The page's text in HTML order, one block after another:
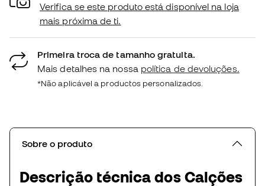
Verifica se este produto está disponível na loja
mais próxima de ti.
Primeira troca de tamanho gratuita.
Mais detalhes na nossa política de devoluções.
*Não aplicável a productos personalizados.
Sobre o produto
Descrição técnica dos Calções